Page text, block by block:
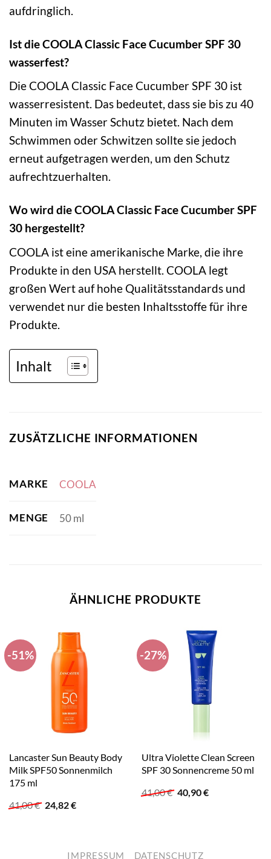
aufdringlich.
Ist die COOLA Classic Face Cucumber SPF 30
wasserfest?
Die COOLA Classic Face Cucumber SPF 30 ist
wasserresistent. Das bedeutet, dass sie bis zu 40
Minuten im Wasser Schutz bietet. Nach dem
Schwimmen oder Schwitzen sollte sie jedoch
erneut aufgetragen werden, um den Schutz
aufrechtzuerhalten.
Wo wird die COOLA Classic Face Cucumber SPF
30 hergestellt?
COOLA ist eine amerikanische Marke, die ihre
Produkte in den USA herstellt. COOLA legt
großen Wert auf hohe Qualitätsstandards und
verwendet nur die besten Inhaltsstoffe für ihre
Produkte.
Inhalt
ZUSÄTZLICHE INFORMATIONEN
MARKE COOLA
MENGE 50 ml
ÄHNLICHE PRODUKTE
-51%
Lancaster Sun Beauty Body
Milk SPF50 Sonnenmilch
175 ml
41,00€ Ursprünglicher
24,82€Aktueller
-27%
Ultra Violette Clean Screen
SPF 30 Sonnencreme 50 ml
41,00€ Ursprünglicher
40,90€Aktueller
IMPRESSUM DATENSCHUTZ